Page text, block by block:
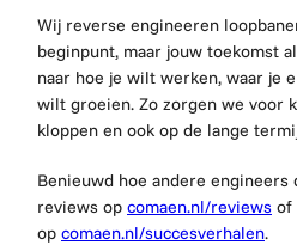
Wij reverse engineeren
beginpunt, maar jouw toekomst
naar hoe je wilt werken, waar je
wilt groeien. Zo zorgen we voor
kloppen en ook op de lange
Benieuwd hoe andere engineers
reviews op comaen.nl/reviews of
op comaen.nl/succesverhalen.